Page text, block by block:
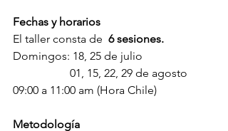
Fechas y horarios
El taller consta de 6 sesiones.
Domingos: 18, 25 de julio
                    01, 15, 22, 29 de agosto
09:00 a 11:00 am (Hora Chile)
Metodología